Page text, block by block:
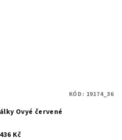
Ovyé červené
Kč
KÓD: 19174_36